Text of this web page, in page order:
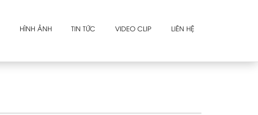
HÌNH ẢNH TIN TỨC VIDEO CLIP LIÊN HỆ